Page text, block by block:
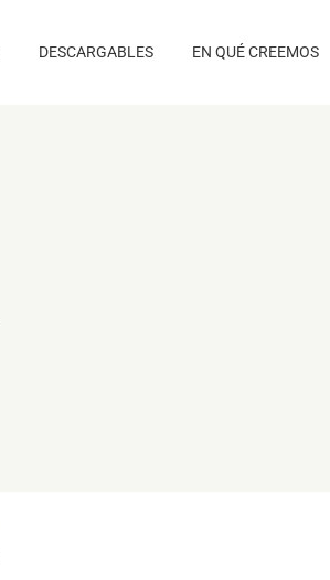
DESCARGABLES EN QUÉ CREEMOS